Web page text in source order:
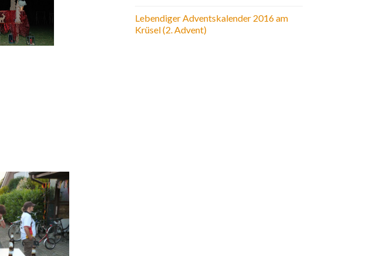
Lebendiger Adventskalender 2016 am
Krüsel (2. Advent)